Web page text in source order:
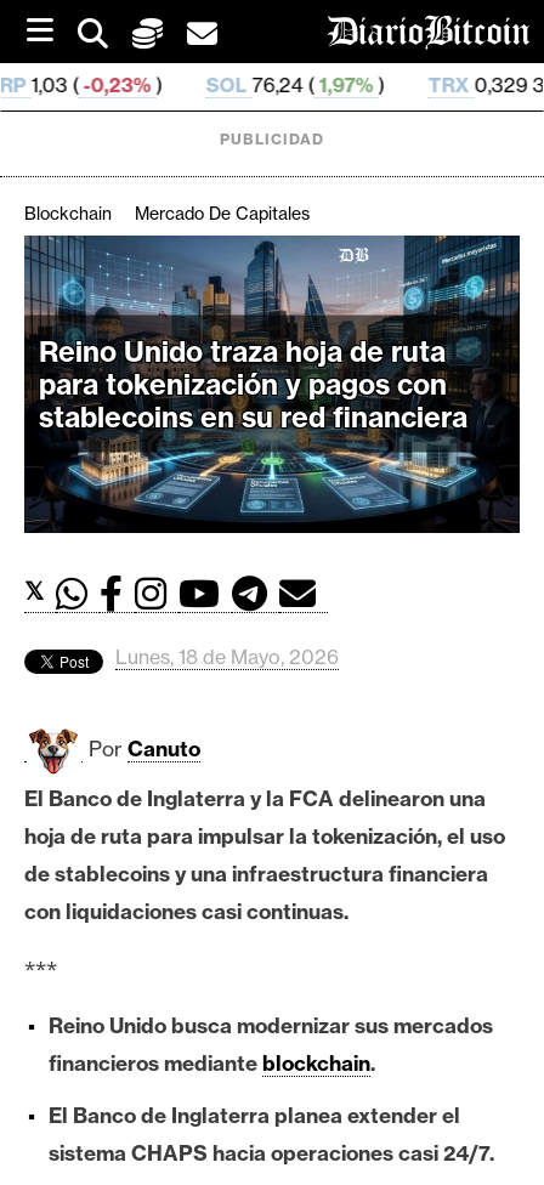
i
p
t
o
SOL76,24 (1,97%) TRX 0,329 398 ( 0,59%)
C
r
i
p
t
o
M
e
r
d
s
B
t
c
o
i
E
h
e
PUBLICIDAD
Blockchain Mercado De Capitales
Reino Unido traza hoja de ruta
para tokenización y pagos con
stablecoins en su red financiera
𝕏
Lunes, 18 de Mayo, 2026
Por Canuto
El Banco de Inglaterra y la FCA delinearon una
hoja de ruta para impulsar la tokenización, el uso
de stablecoins y una infraestructura financiera
con liquidaciones casi continuas.
***
Reino Unido busca modernizar sus mercados
financieros medianteblockchain.
El Banco de Inglaterra planea extender el
sistema CHAPS hacia operaciones casi 24/7.